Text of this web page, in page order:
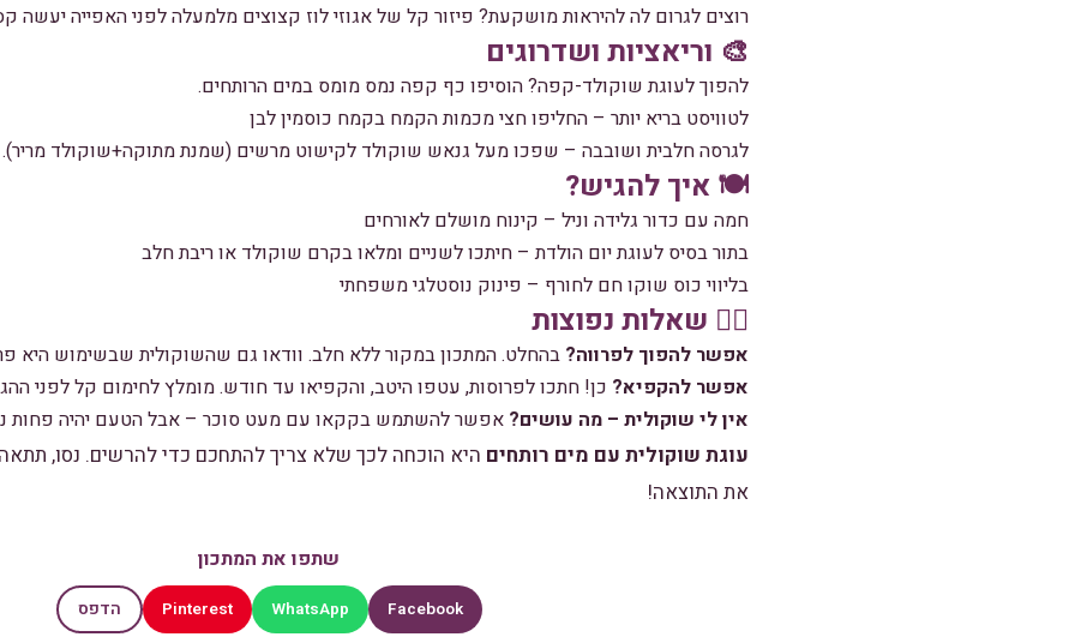
רוצים לגרום לה להיראות מושקעת? פיזור קל של אגוזי לוז קצוצים מלמעלה לפני האפייה יעשה
🎨 וריאציות ושדרוגים
להפוך לעוגת שוקולד-קפה? הוסיפו כף קפה נמס מומס במים הרותחים.
לטוויסט בריא יותר – החליפו חצי מכמות הקמח בקמח כוסמין לבן
לגרסה חלבית ושובבה – שפכו מעל גנאש שוקולד לקישוט מרשים (שמנת מתוקה+שוקולד מריר).
🍽️ איך להגיש?
חמה עם כדור גלידה וניל – קינוח מושלם לאורחים
בתור בסיס לעוגת יום הולדת – חיתכו לשניים ומלאו בקרם שוקולד או ריבת חלב
בליווי כוס שוקו חם לחורף – פינוק נוסטלגי משפחתי
🙋‍♀️ שאלות נפוצות
אפשר להפוך לפרווה? בהחלט. המתכון במקור ללא חלב. וודאו גם שהשוקולית שבשימוש היא
אפשר להקפיא? כן! חתכו לפרוסות, עטפו היטב, והקפיאו עד חודש. מומלץ לחימום קל לפני
אין לי שוקולית – מה עושים? אפשר להשתמש בקקאו עם מעט סוכר – אבל הטעם יהיה פחות
עוגת שוקולית עם מים רותחים היא הוכחה לכך שלא צריך להתחכם כדי להרשים. נסו,
את התוצאה!
שתפו את המתכון
Facebook
WhatsApp
Pinterest הדפס